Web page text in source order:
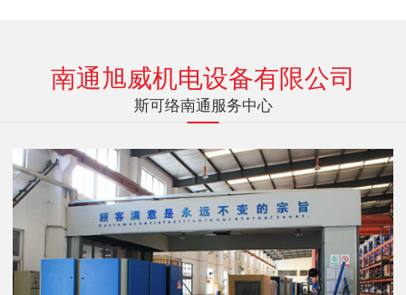
南通旭威机电设备有限公司
斯可络南通服务中心